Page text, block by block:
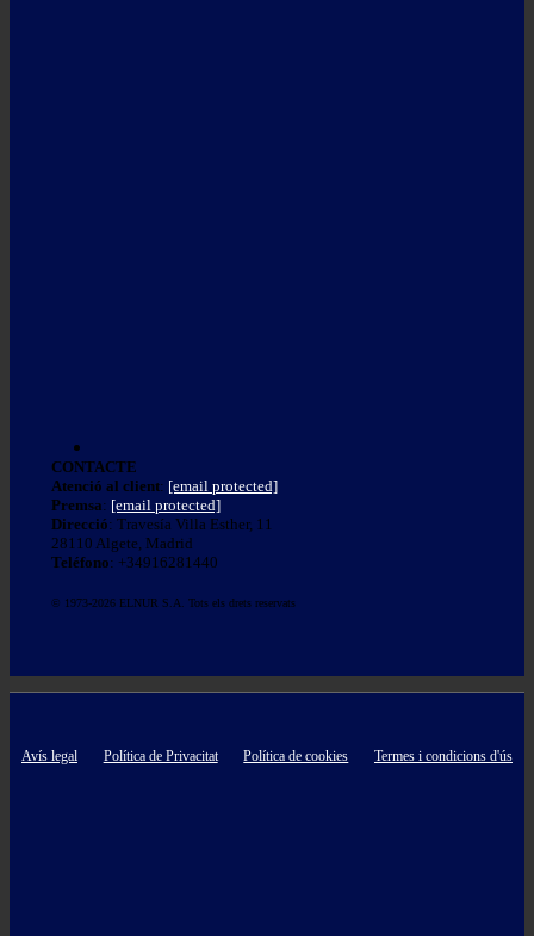
CONTACTE
Atenció al client: [email protected]
Premsa: [email protected]
Direcció: Travesía Villa Esther, 11
28110 Algete, Madrid
Teléfono: +34916281440
© 1973-2026 ELNUR S.A. Tots els drets reservats
Avís legal Política de Privacitat Política de cookies Termes i condicions d'ús